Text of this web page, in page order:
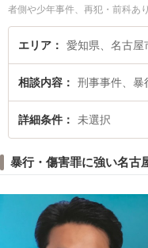
者側や少年事件、再犯・前科あ
です。特に宿法律事務所の石川
強みなどが注目されています。
を法律相談できる名古屋市北区
相談者さんにおすすめです。
エリア 愛知県、名古屋
相談内容 刑事事件、暴
詳細条件 未選択
暴行・傷害罪に強い名古